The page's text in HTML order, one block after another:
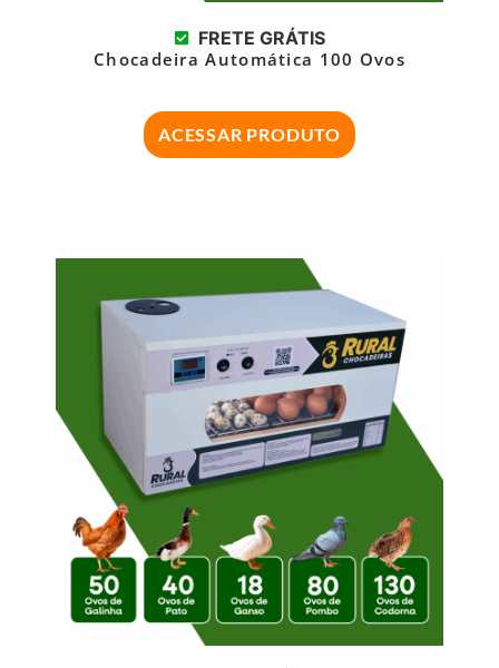
FRETE GRÁTIS
Chocadeira Automática 100 Ovos
ACESSAR PRODUTO